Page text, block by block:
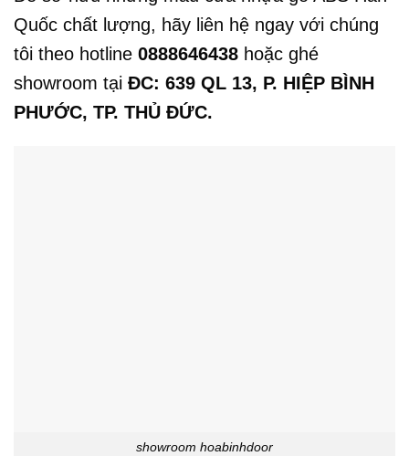
Quốc chất lượng, hãy liên hệ ngay với chúng
tôi theo hotline 0888646438 hoặc ghé
showroom tại ĐC: 639 QL 13, P. HIỆP BÌNH
PHƯỚC, TP. THỦ ĐỨC.
showroom hoabinhdoor